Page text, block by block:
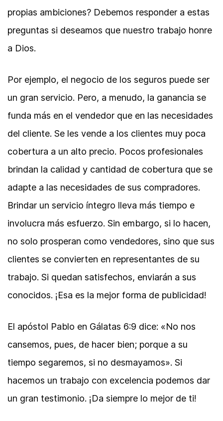
propias ambiciones? Debemos responder a estas
preguntas si deseamos que nuestro trabajo honre
a Dios.
Por ejemplo, el negocio de los seguros puede ser
un gran servicio. Pero, a menudo, la ganancia se
funda más en el vendedor que en las necesidades
del cliente. Se les vende a los clientes muy poca
cobertura a un alto precio. Pocos profesionales
brindan la calidad y cantidad de cobertura que se
adapte a las necesidades de sus compradores.
Brindar un servicio íntegro lleva más tiempo e
involucra más esfuerzo. Sin embargo, si lo hacen,
no solo prosperan como vendedores, sino que sus
clientes se convierten en representantes de su
trabajo. Si quedan satisfechos, enviarán a sus
conocidos. ¡Esa es la mejor forma de publicidad!
El apóstol Pablo en Gálatas 6:9 dice: «No nos
cansemos, pues, de hacer bien; porque a su
tiempo segaremos, si no desmayamos». Si
hacemos un trabajo con excelencia podemos dar
un gran testimonio. ¡Da siempre lo mejor de ti!